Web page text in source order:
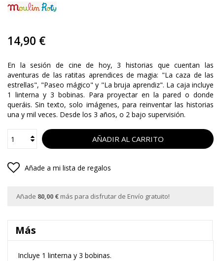
14,90 €
En la sesión de cine de hoy, 3 historias que cuentan las
aventuras de las ratitas aprendices de magia: "La caza de las
estrellas", "Paseo mágico" y "La bruja aprendiz". La caja incluye
1 linterna y 3 bobinas. Para proyectar en la pared o donde
queráis. Sin texto, solo imágenes, para reinventar las historias
una y mil veces. Desde los 3 años, o 2 bajo supervisión.
AÑADIR AL CARRITO
Añade a mi lista de regalos
Añade 80,00 € más para disfrutar de Envío gratuito!
Más
Incluye 1 linterna y 3 bobinas.